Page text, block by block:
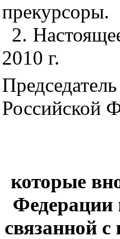
прекурсоры.
2.
2010 г.
Российской
которые
Федерации
связанной